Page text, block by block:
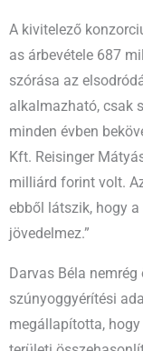
A kivitelező
as árbevétele 687
szórása az
alkalmazható, csak
minden évben
Kft. Reisinger
milliárd forint volt.
ebből látszik, hogy
jövedelmez.”
Darvas Béla
szúnyoggyérítési
megállapította,